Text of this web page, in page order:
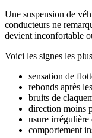
Une suspension de
conducteurs ne
devient inconfortable
Voici les signes les
sensation de
rebonds après
bruits de
direction moins
usure irrégulière
comportement